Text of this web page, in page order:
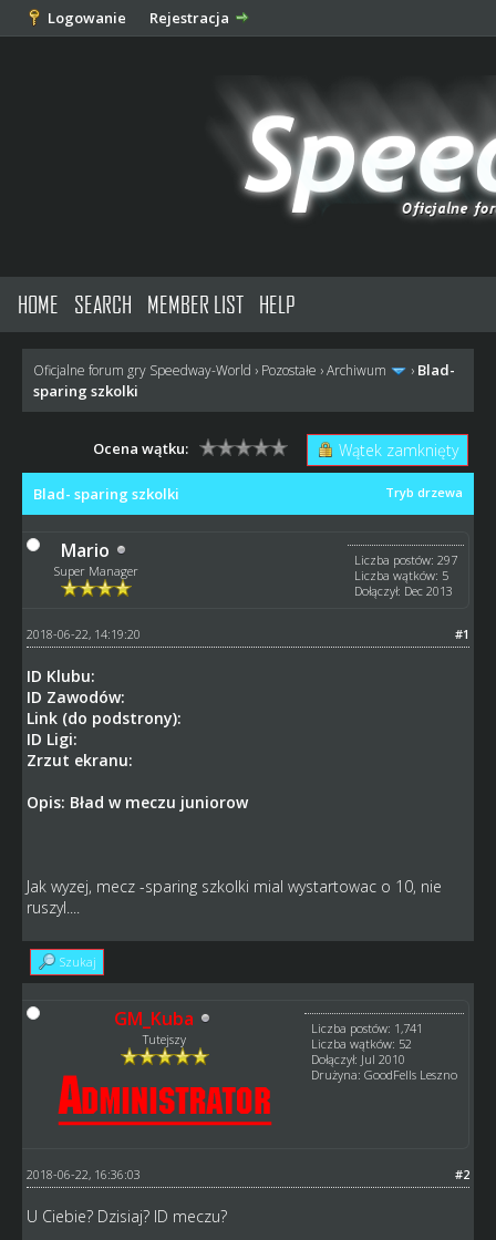
Logowanie Rejestracja
HOME SEARCH MEMBER LIST HELP
Oficjalne forum gry Speedway-World › Pozostałe ›Archiwum › Blad-
sparing szkolki
Wątek zamknięty
Ocena wątku:
Tryb drzewa
Blad- sparing szkolki
Mario
Super Manager
Liczba postów: 297
Liczba wątków: 5
Dołączył: Dec 2013
#1
2018-06-22, 14:19:20
ID Klubu:
ID Zawodów:
Link (do podstrony):
ID Ligi:
Zrzut ekranu:
Opis: Bład w meczu juniorow
Jak wyzej, mecz -sparing szkolki mial wystartowac o 10, nie
ruszyl....
Szukaj
GM_Kuba
Tutejszy
Liczba postów: 1,741
Liczba wątków: 52
Dołączył: Jul 2010
Drużyna: GoodFells Leszno
#2
2018-06-22, 16:36:03
U Ciebie? Dzisiaj? ID meczu?